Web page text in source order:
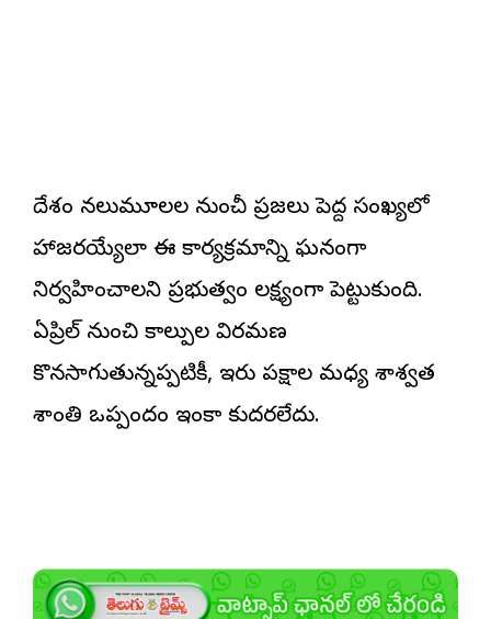
దేశం నలుమూలల నుంచీ ప్రజలు పెద్ద సంఖ్యలో
హాజరయ్యేలా ఈ కార్యక్రమాన్ని ఘనంగా
నిర్వహించాలని ప్రభుత్వం లక్ష్యంగా పెట్టుకుంది.
ఏప్రిల్‌ నుంచి కాల్పుల విరమణ
కొనసాగుతున్నప్పటికీ, ఇరు పక్షాల మధ్య శాశ్వత
శాంతి ఒప్పందం ఇంకా కుదరలేదు.